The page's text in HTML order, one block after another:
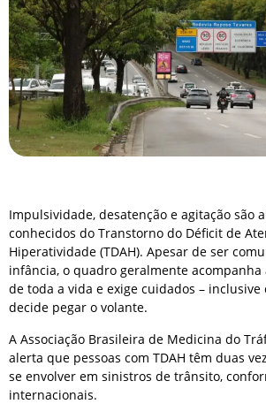
Impulsividade, desatenção e agitação são
conhecidos do Transtorno do Déficit de
Hiperatividade (TDAH). Apesar de ser
infância, o quadro geralmente acompanha
de toda a vida e exige cuidados –
decide pegar o volante.
A Associação Brasileira de Medicina do
alerta que pessoas com TDAH têm duas
se envolver em sinistros de trânsito,
internacionais.